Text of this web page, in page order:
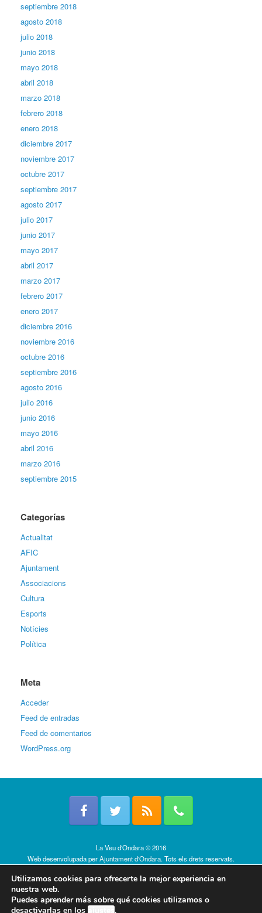
septiembre 2018
agosto 2018
julio 2018
junio 2018
mayo 2018
abril 2018
marzo 2018
febrero 2018
enero 2018
diciembre 2017
noviembre 2017
octubre 2017
septiembre 2017
agosto 2017
julio 2017
junio 2017
mayo 2017
abril 2017
marzo 2017
febrero 2017
enero 2017
diciembre 2016
noviembre 2016
octubre 2016
septiembre 2016
agosto 2016
julio 2016
junio 2016
mayo 2016
abril 2016
marzo 2016
septiembre 2015
Categorías
Actualitat
AFIC
Ajuntament
Associacions
Cultura
Esports
Notícies
Política
Meta
Acceder
Feed de entradas
Feed de comentarios
WordPress.org
La Veu d'Ondara © 2016
Web desenvolupada perAjuntament d'Ondara. Tots els drets reservats.
Utilizamos cookies para ofrecerte la mejor experiencia en
nuestra web.
Puedes aprender más sobre qué cookies utilizamos o
desactivarlas en los ajustes.